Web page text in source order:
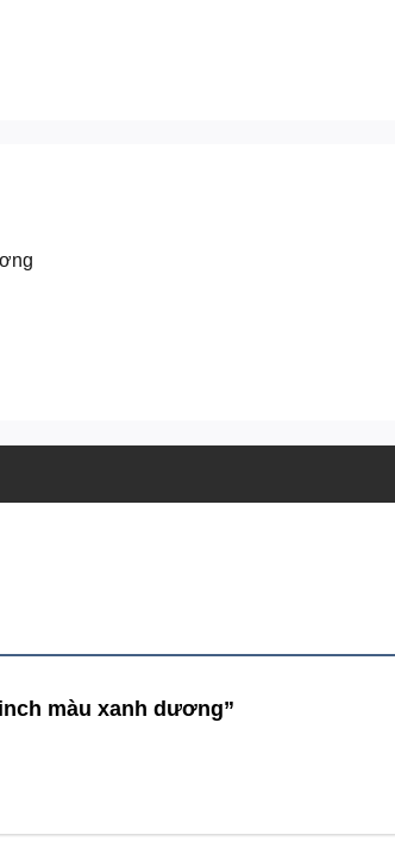
màu xanh dương”